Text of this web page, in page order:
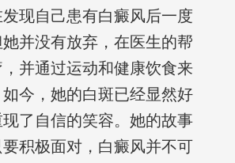
现自己患有白癜风后一度
并没有放弃，在医生的帮
并通过运动和健康饮食来
今，她的白斑已经显然好
了自信的笑容。她的故事
积极面对，白癜风并不可